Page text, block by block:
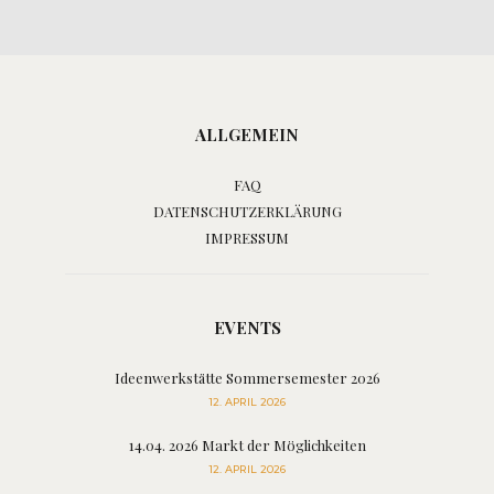
ALLGEMEIN
FAQ
DATENSCHUTZERKLÄRUNG
IMPRESSUM
EVENTS
Ideenwerkstätte Sommersemester 2026
12. APRIL 2026
14.04. 2026 Markt der Möglichkeiten
12. APRIL 2026